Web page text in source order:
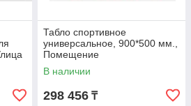
Табло спортивное
универсальное, 900*500 мм.,
Помещение
В наличии
298 456 ₸